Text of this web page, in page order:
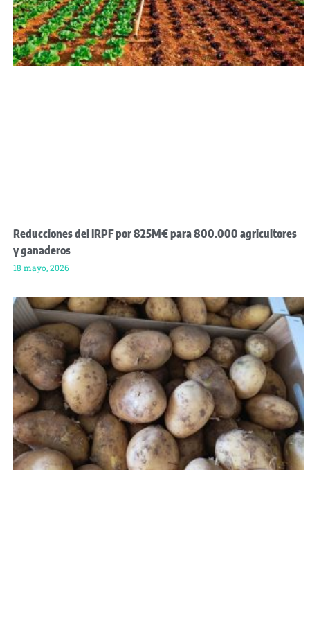
Reducciones del IRPF por 825M€ para 800.000 agricultores
y ganaderos
18 mayo, 2026